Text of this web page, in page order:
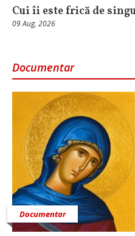
Cui îi este frică de
09 Aug, 2026
Documentar
Documentar